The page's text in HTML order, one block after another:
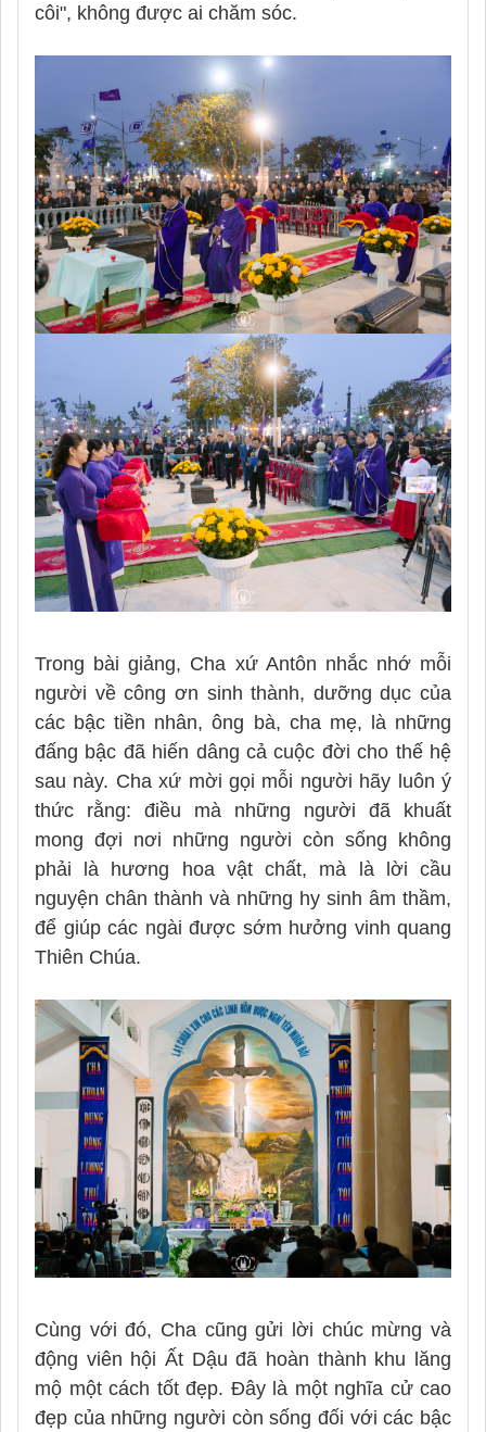
côi", không được ai chăm sóc.
Trong bài giảng, Cha xứ Antôn nhắc nhớ mỗi
người về công ơn sinh thành, dưỡng dục của
các bậc tiền nhân, ông bà, cha mẹ, là những
đấng bậc đã hiến dâng cả cuộc đời cho thế hệ
sau này. Cha xứ mời gọi mỗi người hãy luôn ý
thức rằng: điều mà những người đã khuất
mong đợi nơi những người còn sống không
phải là hương hoa vật chất, mà là lời cầu
nguyện chân thành và những hy sinh âm thầm,
để giúp các ngài được sớm hưởng vinh quang
Thiên Chúa.
Cùng với đó, Cha cũng gửi lời chúc mừng và
động viên hội Ất Dậu đã hoàn thành khu lăng
mộ một cách tốt đẹp. Đây là một nghĩa cử cao
đẹp của những người còn sống đối với các bậc